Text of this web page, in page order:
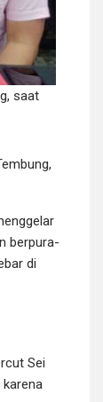
berpura-
di
Sei